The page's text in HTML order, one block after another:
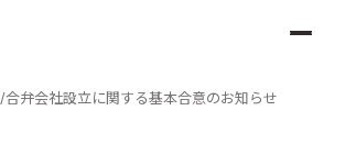
/合弁会社設立に関する基本合意のお知らせ